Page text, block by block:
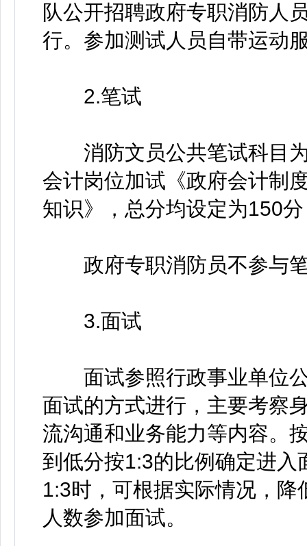
队公开招聘政府专职消防人
行。参加测试人员自带运动
2.笔试
消防文员公共笔试科目为
会计岗位加试《政府会计制
知识》，总分均设定为150
政府专职消防员不参与
3.面试
面试参照行政事业单位公
面试的方式进行，主要考察
流沟通和业务能力等内容。
到低分按1:3的比例确定进
1:3时，可根据实际情况，
人数参加面试。